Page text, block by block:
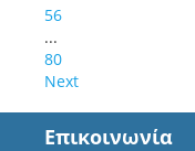
56
...
80
Next
Επικοινωνία